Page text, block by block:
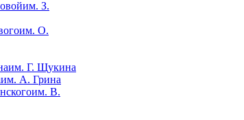
им. З.
им. О.
им. Г. Щукина
им. А. Грина
им. В.